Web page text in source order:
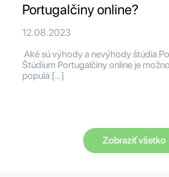
Portugalčiny online?
12.08.2023
Aké sú výhody a nevýhody štúdia
Štúdium Portugalčiny online je
populá […]
Zobraziť všetko